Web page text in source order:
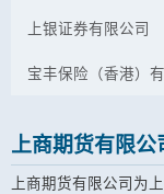
上银证券有限公司
宝丰保险（香港）
上商期货有限公
上商期货有限公司为